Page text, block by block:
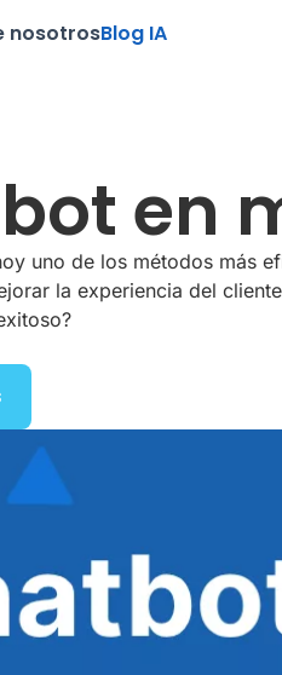
nosotrosBlog IA
en
uno de los métodos más
la experiencia del